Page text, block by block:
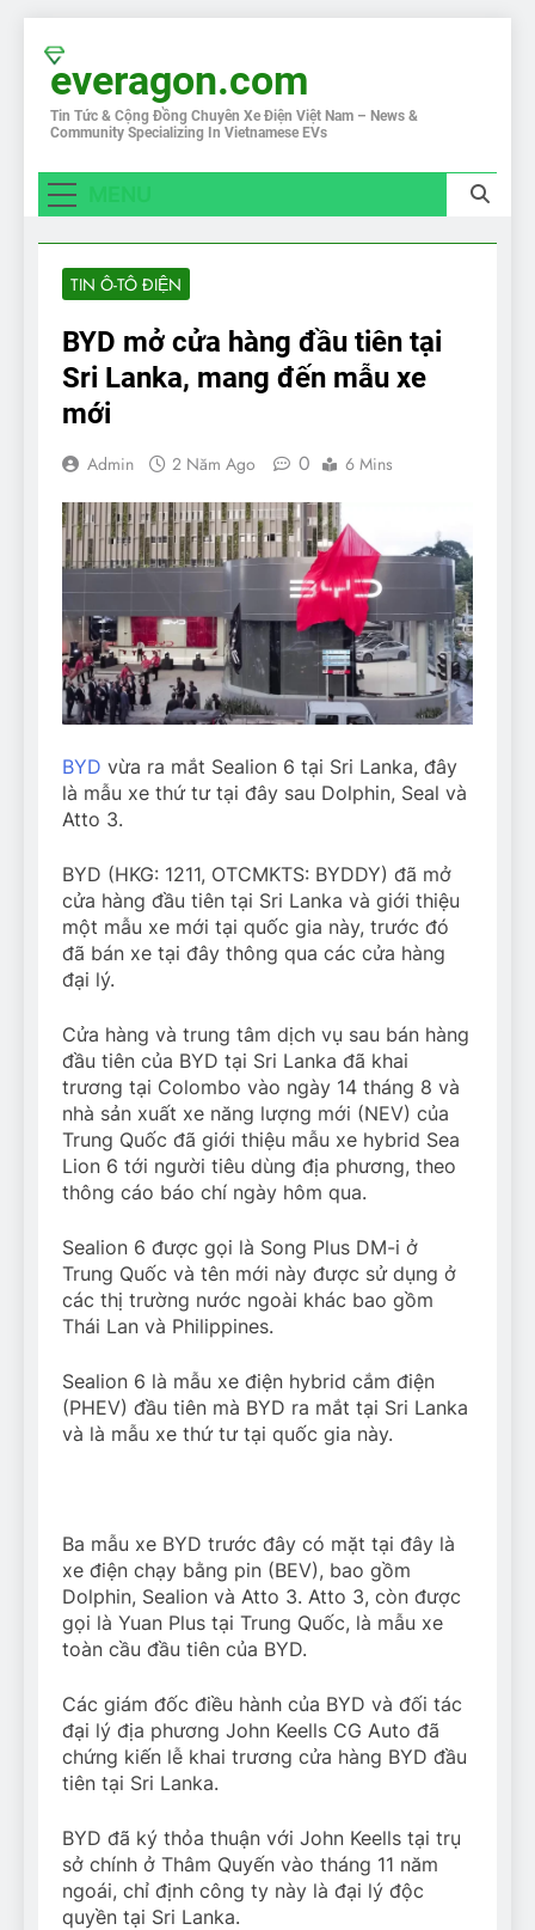
content
everagon.com
Tin Tức & Cộng Đồng Chuyên Xe Điện Việt Nam – News &
Community Specializing In Vietnamese EVs
TIN Ô-TÔ ĐIỆN
BYD mở cửa hàng đầu tiên tại
Sri Lanka, mang đến mẫu xe
mới
Admin 2 Năm Ago 0 6 Mins
BYD vừa ra mắt Sealion 6 tại Sri Lanka, đây
là mẫu xe thứ tư tại đây sau Dolphin, Seal và
Atto 3.
BYD (HKG: 1211, OTCMKTS: BYDDY) đã mở
cửa hàng đầu tiên tại Sri Lanka và giới thiệu
một mẫu xe mới tại quốc gia này, trước đó
đã bán xe tại đây thông qua các cửa hàng
đại lý.
Cửa hàng và trung tâm dịch vụ sau bán hàng
đầu tiên của BYD tại Sri Lanka đã khai
trương tại Colombo vào ngày 14 tháng 8 và
nhà sản xuất xe năng lượng mới (NEV) của
Trung Quốc đã giới thiệu mẫu xe hybrid Sea
Lion 6 tới người tiêu dùng địa phương, theo
thông cáo báo chí ngày hôm qua.
Sealion 6 được gọi là Song Plus DM-i ở
Trung Quốc và tên mới này được sử dụng ở
các thị trường nước ngoài khác bao gồm
Thái Lan và Philippines.
Sealion 6 là mẫu xe điện hybrid cắm điện
(PHEV) đầu tiên mà BYD ra mắt tại Sri Lanka
và là mẫu xe thứ tư tại quốc gia này.
Ba mẫu xe BYD trước đây có mặt tại đây là
xe điện chạy bằng pin (BEV), bao gồm
Dolphin, Sealion và Atto 3. Atto 3, còn được
gọi là Yuan Plus tại Trung Quốc, là mẫu xe
toàn cầu đầu tiên của BYD.
Các giám đốc điều hành của BYD và đối tác
đại lý địa phương John Keells CG Auto đã
chứng kiến ​​lễ khai trương cửa hàng BYD đầu
tiên tại Sri Lanka.
BYD đã ký thỏa thuận với John Keells tại trụ
sở chính ở Thâm Quyến vào tháng 11 năm
ngoái, chỉ định công ty này là đại lý độc
quyền tại Sri Lanka.